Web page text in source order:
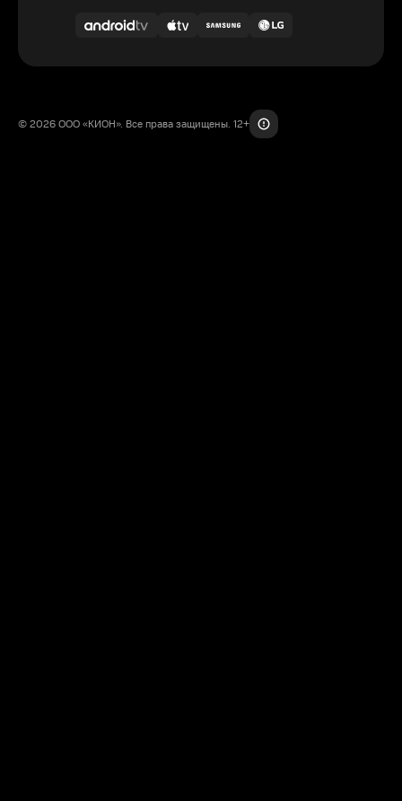
© 2026 ООО «КИОН». Все права защищены. 12+